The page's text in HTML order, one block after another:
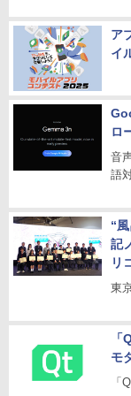
ア
イ
ロ
音
語
“
記
リ
東
モ
「